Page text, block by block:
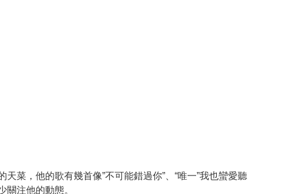
天菜，他的歌有幾首像”不可能錯過你” “唯一”我也蠻愛聽
關注他的動態。